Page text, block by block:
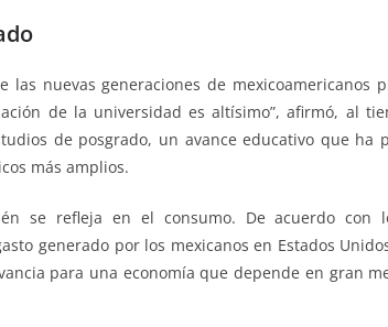
las nuevas generaciones de mexicoamericanos
de la universidad es altísimo”, afirmó, al
de posgrado, un avance educativo que ha
más amplios.
se refleja en el consumo. De acuerdo con
generado por los mexicanos en Estados
para una economía que depende en gran